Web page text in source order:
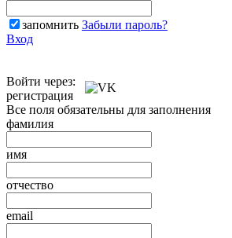
запомнить Забыли пароль?
Вход
Войти через:
регистрация
Все поля обязательны для заполнения
фамилия
имя
отчество
email